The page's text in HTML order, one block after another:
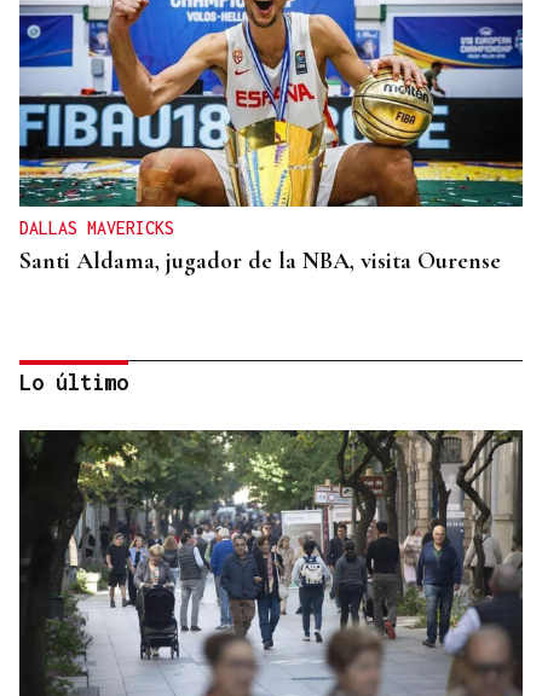
DALLAS MAVERICKS
Santi Aldama, jugador de la NBA, visita Ourense
2019, SU PRIMERA GRANDE
Pogacar vuelve a La Vuelta siete años después y
busca conquistar el maillot rojo
Lo último